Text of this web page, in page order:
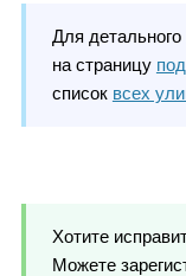
Для
на страницу
список всех
Хотите
Можете